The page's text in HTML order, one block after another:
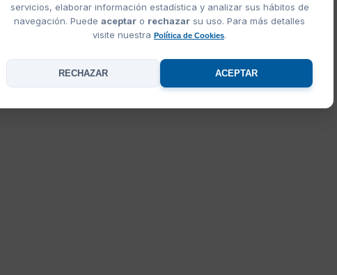
servicios, elaborar información estadística y analizar sus hábitos de
navegación. Puede aceptar o rechazar su uso. Para más detalles
visite nuestra Política de Cookies.
RECHAZAR ACEPTAR